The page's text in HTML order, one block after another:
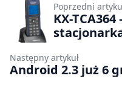
Poprzedni
KX-
Następny artykuł
Android 2.3 już 6